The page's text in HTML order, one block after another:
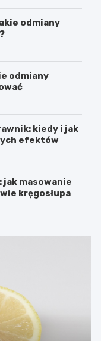
odmiany
odmiany
kiedy i jak
efektów
masowanie
kręgosłupa